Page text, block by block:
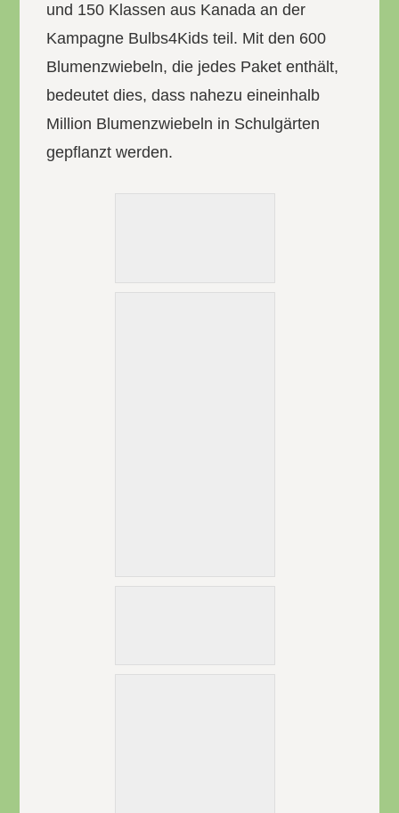
und 150 Klassen aus Kanada an der
Kampagne Bulbs4Kids teil. Mit den 600
Blumenzwiebeln, die jedes Paket enthält,
bedeutet dies, dass nahezu eineinhalb
Million Blumenzwiebeln in Schulgärten
gepflanzt werden.